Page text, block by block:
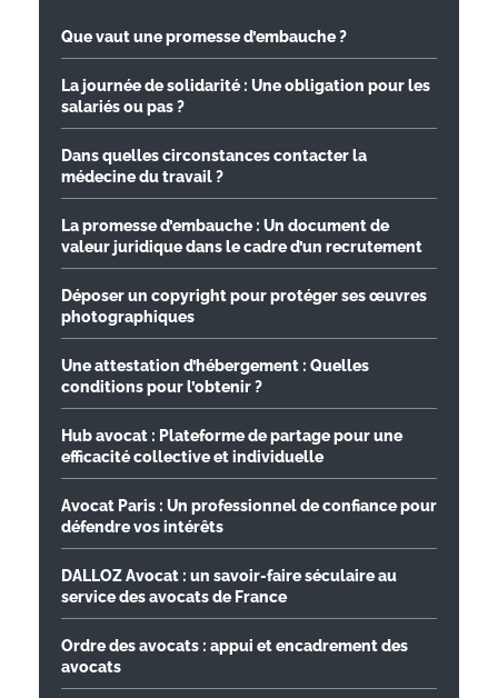
Que vaut une promesse d’embauche ?
La journée de solidarité : Une obligation pour les
salariés ou pas ?
Dans quelles circonstances contacter la
médecine du travail ?
La promesse d’embauche : Un document de
valeur juridique dans le cadre d’un recrutement
Déposer un copyright pour protéger ses œuvres
photographiques
Une attestation d’hébergement : Quelles
conditions pour l’obtenir ?
Hub avocat : Plateforme de partage pour une
efficacité collective et individuelle
Avocat Paris : Un professionnel de confiance pour
défendre vos intérêts
DALLOZ Avocat : un savoir-faire séculaire au
service des avocats de France
Ordre des avocats : appui et encadrement des
avocats